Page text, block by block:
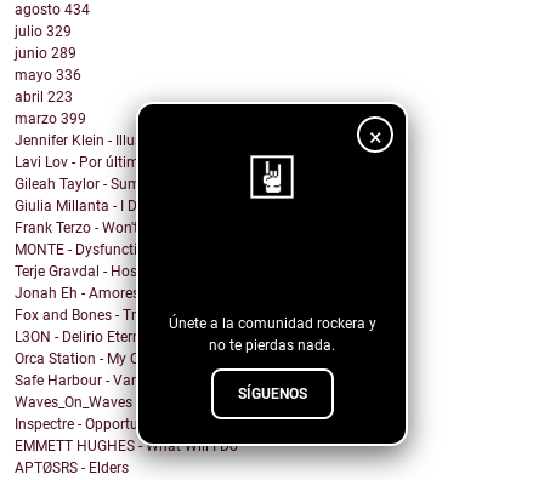
×
Únete a la comunidad rockera y
no te pierdas nada.
SÍGUENOS
agosto 434
julio 329
junio 289
mayo 336
abril 223
marzo 399
Jennifer Klein - Illusion
Lavi Lov - Por última vez
Gileah Taylor - Summer Jubilee
Giulia Millanta - I Dance My Way
Frank Terzo - Won't Dance Alone
MONTE - Dysfunctional Mess
Terje Gravdal - Hostage In My Home (feat. Frida H...
Jonah Eh - Amores de Fin de Semana
Fox and Bones - Tricks
L3ON - Delirio Eterno
Orca Station - My Compass
Safe Harbour - Vampire
Waves_On_Waves & Sonic Shades Of Blue & Castles Ma...
Inspectre - Opportunity
EMMETT HUGHES - What Will I Do
APTØSRS - Elders